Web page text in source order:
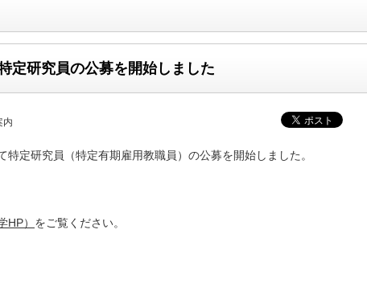
定研究員の公募を開始しました
内
定研究員（特定有期雇用教職員）の公募を開始しました。
HP） をご覧ください。